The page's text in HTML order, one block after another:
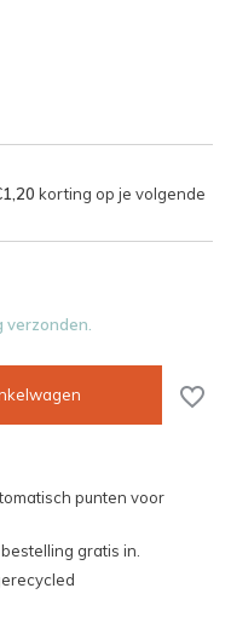
korting op je volgende
punten voor
gratis in.